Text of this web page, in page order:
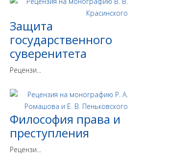
Защита
государственного
суверенитета
Рецензи...
Философия права и
преступления
Рецензи...